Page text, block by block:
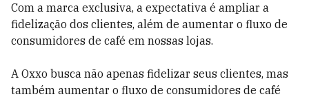
Com a marca exclusiva, a expectativa é ampliar a
fidelização dos clientes, além de aumentar o fluxo de
consumidores de café em nossas lojas.
A Oxxo busca não apenas fidelizar seus clientes, mas
também aumentar o fluxo de consumidores de café